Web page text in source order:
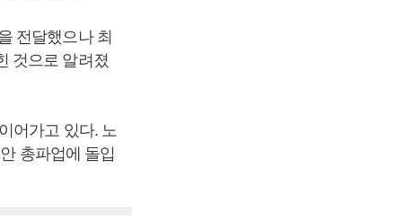
전달했으나 최
것으로 알려졌
어가고 있다. 노
총파업에 돌입